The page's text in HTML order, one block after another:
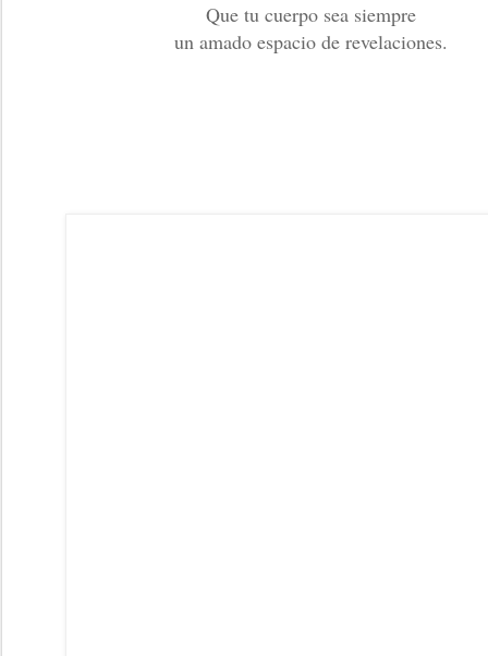
Que tu cuerpo sea siempre
un amado espacio de revelaciones.